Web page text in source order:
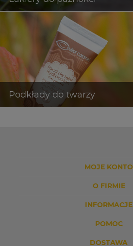
MOJE KONTO
O FIRMIE
INFORMACJE
POMOC
DOSTAWA